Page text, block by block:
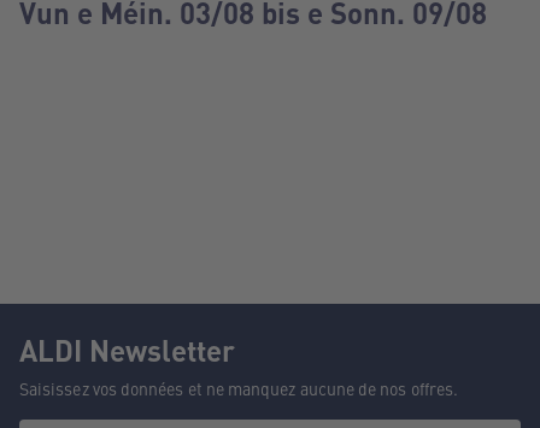
Vun e Méin. 03/08 bis e Sonn. 09/08
ALDI Newsletter
Saisissez vos données et ne manquez aucune de nos offres.